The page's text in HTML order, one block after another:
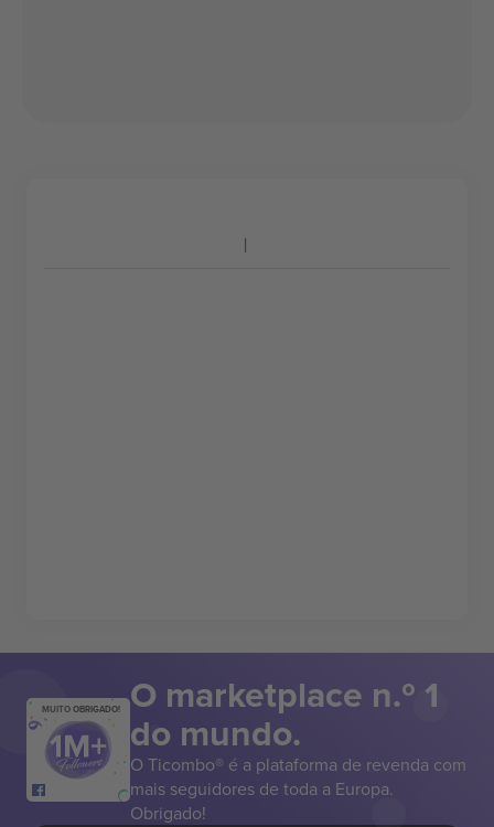
MUITO OBRIGADO! O marketplace n.º 1
do mundo.
O Ticombo® é a plataforma de revenda com
mais seguidores de toda a Europa.
Obrigado!